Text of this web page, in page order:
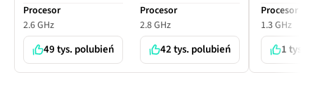
Procesor
2.6 GHz
49 tys. polubień
Procesor
2.8 GHz
42 tys. polubień
Procesor
1.3 GHz
1 tys.